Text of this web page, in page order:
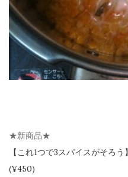
★新商品★
【これ1つで3スパイスがそろう】
(¥450)